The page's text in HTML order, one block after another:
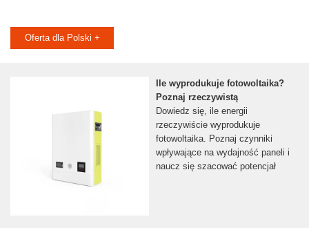
Oferta dla Polski +
Ile wyprodukuje fotowoltaika?
Poznaj rzeczywistą
Dowiedz się, ile energii
rzeczywiście wyprodukuje
fotowoltaika. Poznaj czynniki
wpływające na wydajność paneli i
naucz się szacować potencjał